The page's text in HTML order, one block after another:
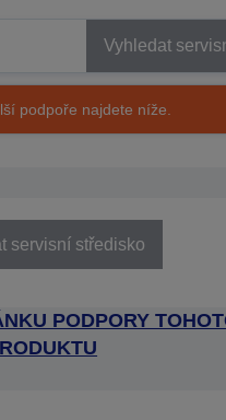
Vyhledat
podpoře najdete níže.
servisní středisko
PODPORY